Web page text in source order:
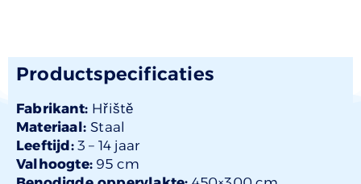
Productspecificaties
Fabrikant: Hřiště
Materiaal:Staal
Leeftijd:3 – 14 jaar
Valhoogte: 95 cm